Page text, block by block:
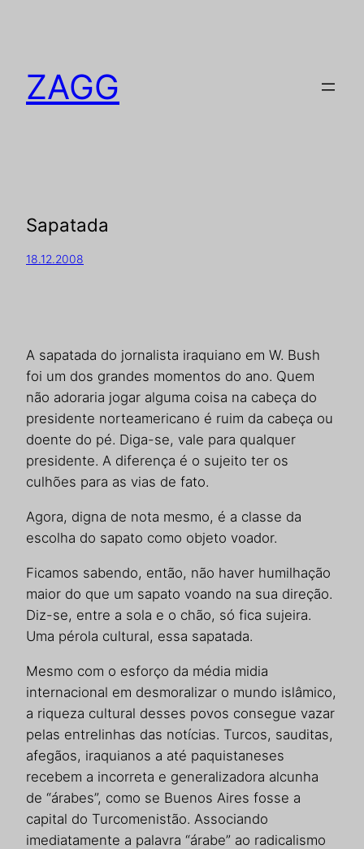
ZAGG
Sapatada
18.12.2008
A sapatada do jornalista iraquiano em W. Bush
foi um dos grandes momentos do ano. Quem
não adoraria jogar alguma coisa na cabeça do
presidente norteamericano é ruim da cabeça ou
doente do pé. Diga-se, vale para qualquer
presidente. A diferença é o sujeito ter os
culhões para as vias de fato.
Agora, digna de nota mesmo, é a classe da
escolha do sapato como objeto voador.
Ficamos sabendo, então, não haver humilhação
maior do que um sapato voando na sua direção.
Diz-se, entre a sola e o chão, só fica sujeira.
Uma pérola cultural, essa sapatada.
Mesmo com o esforço da média midia
internacional em desmoralizar o mundo islâmico,
a riqueza cultural desses povos consegue vazar
pelas entrelinhas das notícias. Turcos, sauditas,
afegãos, iraquianos a até paquistaneses
recebem a incorreta e generalizadora alcunha
de “árabes”, como se Buenos Aires fosse a
capital do Turcomenistão. Associando
imediatamente a palavra “árabe” ao radicalismo